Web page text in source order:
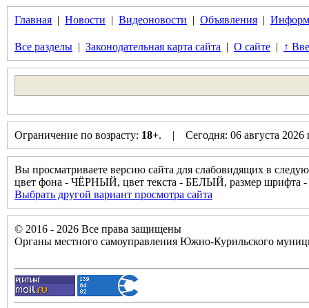
Главная | Новости | Видеоновости | Объявления |
Все разделы | Законодательная карта сайта | О сайте | ↑
Ограничение по возрасту: 18+. | Сегодня: 06 августа
Вы просматриваете версию сайта для слабовидящих в
цвет фона - ЧЁРНЫЙ, цвет текста - БЕЛЫЙ, размер
Выбрать другой вариант просмотра сайта
© 2016 - 2026 Все права защищены
Органы местного самоуправления Южно-Курильского